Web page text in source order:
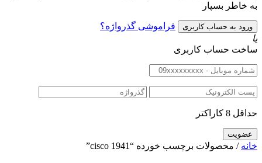
به خاطر بسپار
فراموشی گذرواژه؟
یا
ساخت حساب کاربری
حداقل 8 کاراکتر
خانه / محصولات برچسب خورده “cisco 1941”